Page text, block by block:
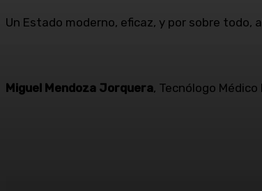
Un Estado moderno, eficaz, y por sobre todo,
Miguel Mendoza Jorquera, Tecnólogo